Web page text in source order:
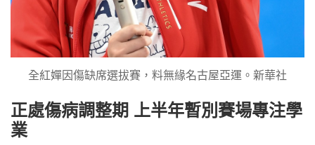
全紅嬋因傷缺席選拔賽，料無緣名古屋亞運。新華社
正處傷病調整期 上半年暫別賽場專注學
業